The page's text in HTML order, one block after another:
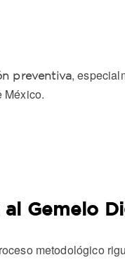
preventiva,
México.
al Gemelo
metodológico